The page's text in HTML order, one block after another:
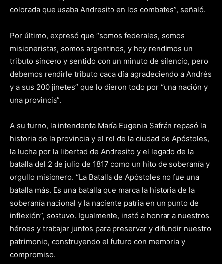
colorada que usaba Andresito en los combates”, señaló.
Por último, expresó que “somos federales, somos
misioneristas, somos argentinos, y hoy rendimos un
tributo sincero y sentido con un minuto de silencio, pero
debemos rendirle tributo cada día agradeciendo a Andrés
y a sus 200 jinetes” que lo dieron todo por “una nación y
una provincia”.
A su turno, la intendenta María Eugenia Safrán repasó la
historia de la provincia y el rol de la ciudad de Apóstoles,
la lucha por la libertad de Andresito y el legado de la
batalla del 2 de julio de 1817 como un hito de soberanía y
orgullo misionero. “La Batalla de Apóstoles no fue una
batalla más. Es una batalla que marca la historia de la
soberanía nacional y la naciente patria en un punto de
inflexión”, sostuvo. Igualmente, instó a honrar a nuestros
héroes y trabajar juntos para preservar y difundir nuestro
patrimonio, construyendo el futuro con memoria y
compromiso.